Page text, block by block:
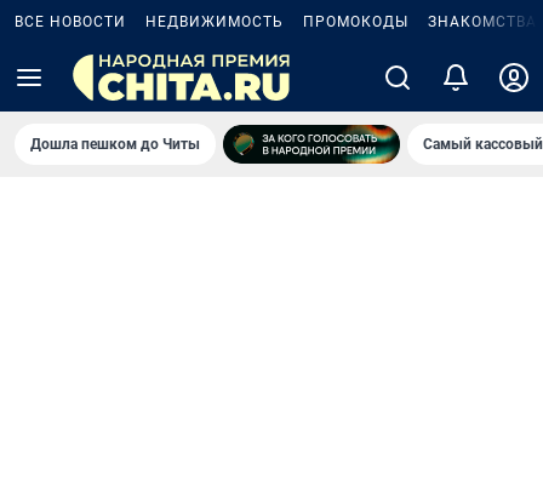
ВСЕ НОВОСТИ НЕДВИЖИМОСТЬ ПРОМОКОДЫ ЗНАКОМСТВА
Дошла пешком до Читы Самый